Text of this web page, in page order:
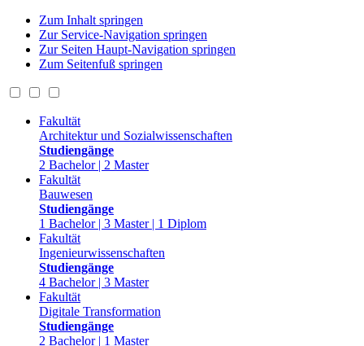
Zum Inhalt springen
Zur Service-Navigation springen
Zur Seiten Haupt-Navigation springen
Zum Seitenfuß springen
Fakultät
Architektur und Sozialwissenschaften
Studiengänge
2 Bachelor | 2 Master
Fakultät
Bauwesen
Studiengänge
1 Bachelor | 3 Master | 1 Diplom
Fakultät
Ingenieurwissenschaften
Studiengänge
4 Bachelor | 3 Master
Fakultät
Digitale Transformation
Studiengänge
2 Bachelor | 1 Master